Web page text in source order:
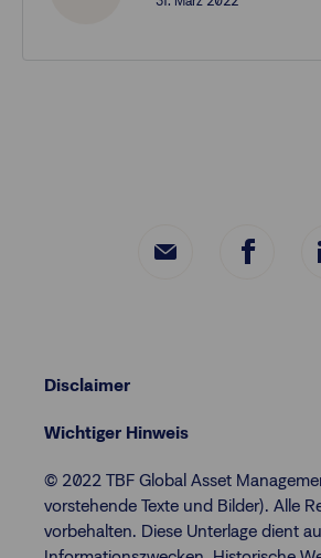
Disclaimer
Wichtiger Hinweis
© 2022 TBF Global Asset
vorstehende Texte und Bilder). Alle
vorbehalten. Diese Unterlage dient